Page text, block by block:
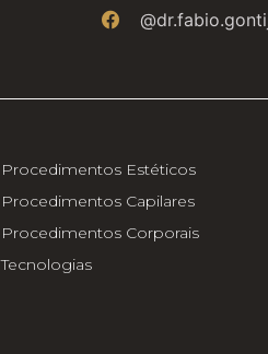
Procedimentos Estéticos
Procedimentos Capilares
Procedimentos Corporais
Tecnologias